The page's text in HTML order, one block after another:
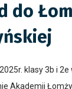
do
klasy 3b i
Akademii